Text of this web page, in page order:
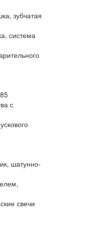
зубчатая
система
с
шатунно-
свечи